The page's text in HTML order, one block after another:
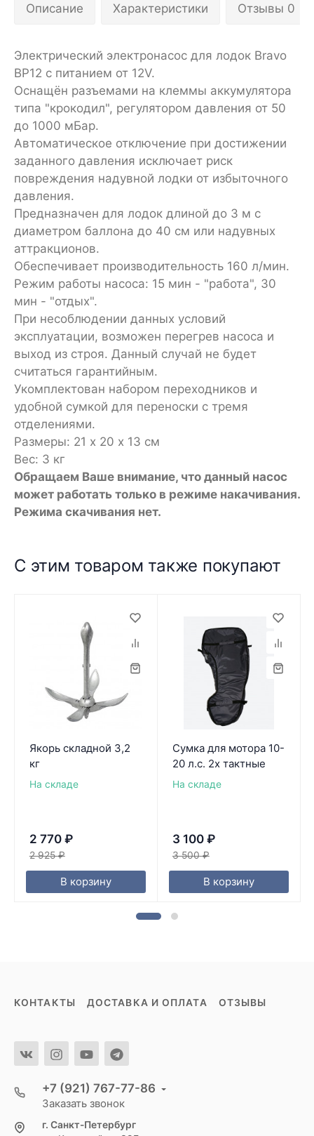
Описание Характеристики Отзывы 0
Электрический электронасос для лодок Bravo
BP12 с питанием от 12V.
Оснащён разъемами на клеммы аккумулятора
типа "крокодил", регулятором давления от 50
до 1000 мБар.
Автоматическое отключение при достижении
заданного давления исключает риск
повреждения надувной лодки от избыточного
давления.
Предназначен для лодок длиной до 3 м с
диаметром баллона до 40 см или надувных
аттракционов.
Обеспечивает производительность 160 л/мин.
Режим работы насоса: 15 мин - "работа", 30
мин - "отдых".
При несоблюдении данных условий
эксплуатации, возможен перегрев насоса и
выход из строя. Данный случай не будет
считаться гарантийным.
Укомплектован набором переходников и
удобной сумкой для переноски с тремя
отделениями.
Размеры: 21 х 20 х 13 см
Вес: 3 кг
Обращаем Ваше внимание, что данный насос
может работать только в режиме накачивания.
Режима скачивания нет.
С этим товаром также покупают
Якорь складной 3,2
кг
На складе
2 770 ₽
2 925 ₽
В корзину
Сумка для мотора 10-
20 л.с. 2х тактные
На складе
3 100 ₽
3 500 ₽
В корзину
КОНТАКТЫ ДОСТАВКА И ОПЛАТА ОТЗЫВЫ
+7 (921) 767-77-86
Заказать звонок
г. Санкт-Петербург